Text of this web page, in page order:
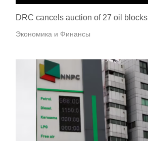
DRC cancels auction of 27 oil blocks
Экономика и Финансы